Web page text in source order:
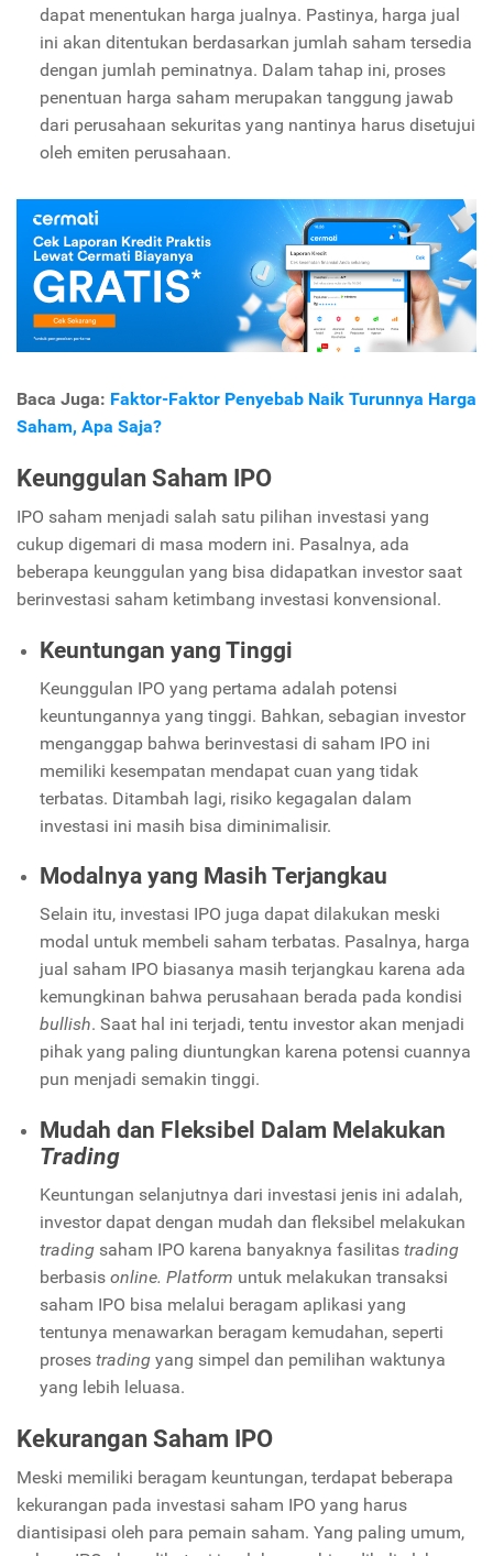
dapat menentukan harga jualnya. Pastinya, harga jual
ini akan ditentukan berdasarkan jumlah saham tersedia
dengan jumlah peminatnya. Dalam tahap ini, proses
penentuan harga saham merupakan tanggung jawab
dari perusahaan sekuritas yang nantinya harus disetujui
oleh emiten perusahaan.
Baca Juga: Faktor-Faktor Penyebab Naik Turunnya Harga
Saham, Apa Saja?
Keunggulan Saham IPO
IPO saham menjadi salah satu pilihan investasi yang
cukup digemari di masa modern ini. Pasalnya, ada
beberapa keunggulan yang bisa didapatkan investor saat
berinvestasi saham ketimbang investasi konvensional.
Keuntungan yang Tinggi
Keunggulan IPO yang pertama adalah potensi
keuntungannya yang tinggi. Bahkan, sebagian investor
menganggap bahwa berinvestasi di saham IPO ini
memiliki kesempatan mendapat cuan yang tidak
terbatas. Ditambah lagi, risiko kegagalan dalam
investasi ini masih bisa diminimalisir.
Modalnya yang Masih Terjangkau
Selain itu, investasi IPO juga dapat dilakukan meski
modal untuk membeli saham terbatas. Pasalnya, harga
jual saham IPO biasanya masih terjangkau karena ada
kemungkinan bahwa perusahaan berada pada kondisi
bullish. Saat hal ini terjadi, tentu investor akan menjadi
pihak yang paling diuntungkan karena potensi cuannya
pun menjadi semakin tinggi.
Mudah dan Fleksibel Dalam Melakukan
Trading
Keuntungan selanjutnya dari investasi jenis ini adalah,
investor dapat dengan mudah dan fleksibel melakukan
trading saham IPO karena banyaknya fasilitas trading
berbasis online. Platform untuk melakukan transaksi
saham IPO bisa melalui beragam aplikasi yang
tentunya menawarkan beragam kemudahan, seperti
proses trading yang simpel dan pemilihan waktunya
yang lebih leluasa.
Kekurangan Saham IPO
Meski memiliki beragam keuntungan, terdapat beberapa
kekurangan pada investasi saham IPO yang harus
diantisipasi oleh para pemain saham. Yang paling umum,